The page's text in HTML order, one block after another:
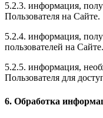
5.2.3. информация,
Пользователя на Сайте.
5.2.4. информация,
пользователей на Сайте.
5.2.5. информация,
Пользователя для
6. Обработка